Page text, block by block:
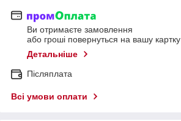
Ви отримаєте замовлення
або гроші повернуться на вашу картку
Детальніше
Післяплата
Всі умови оплати